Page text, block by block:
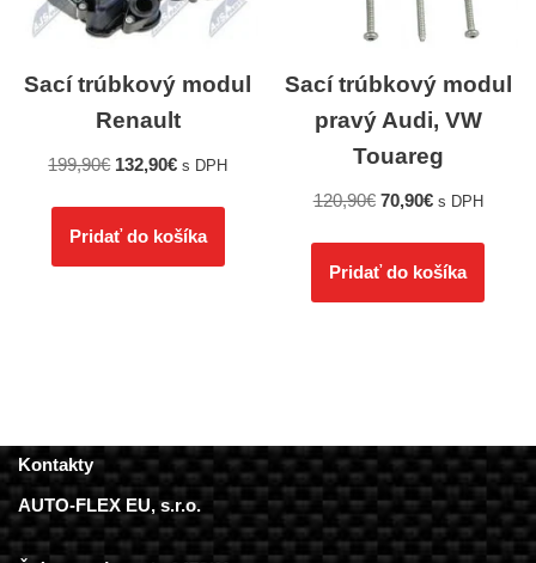
Sací trúbkový modul
Renault
199,90€ 132,90€ s DPH
Pridať do košíka
Sací trúbkový modul
pravý Audi, VW
Touareg
120,90€ 70,90€ s DPH
Pridať do košíka
Kontakty
AUTO-FLEX EU, s.r.o.